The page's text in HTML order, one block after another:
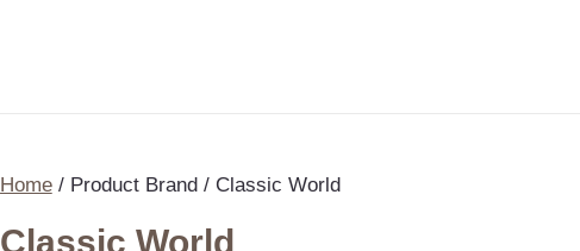
Home/ Product Brand / Classic World
Classic World